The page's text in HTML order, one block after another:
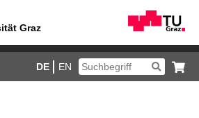
DE EN